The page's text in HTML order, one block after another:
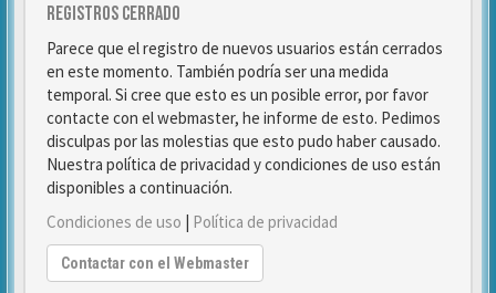
Registros cerrado
Parece que el registro de nuevos usuarios están cerrados
en este momento. También podría ser una medida
temporal. Si cree que esto es un posible error, por favor
contacte con el webmaster, he informe de esto. Pedimos
disculpas por las molestias que esto pudo haber causado.
Nuestra política de privacidad y condiciones de uso están
disponibles a continuación.
Condiciones de uso | Política de privacidad
Contactar con el Webmaster